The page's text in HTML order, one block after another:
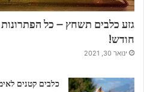
גזע כלבים תשחץ – כל
חודש!
ינואר 30, 2021
כלבים קטנים